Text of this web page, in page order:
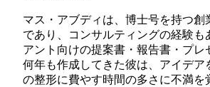
マス・アブディは、博士号を持つ創
であり、コンサルティングの経験も
アント向けの提案書・報告書・プレ
何年も作成してきた彼は、アイデア
の整形に費やす時間の多さに不満を